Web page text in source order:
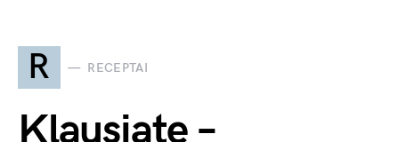
R RECEPTAI
Klausiate –